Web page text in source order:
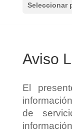
Seleccionar
Aviso
El
de